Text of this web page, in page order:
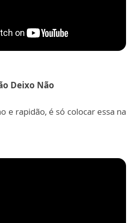
Deixo Não
e rapidão, é só colocar essa na